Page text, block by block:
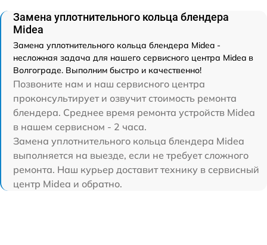
Замена уплотнительного кольца блендера
Midea
Замена уплотнительного кольца блендера Midea -
несложная задача для нашего сервисного центра Midea в
Волгограде. Выполним быстро и качественно!
Позвоните нам и наш сервисного центра
проконсультирует и озвучит стоимость ремонта
блендера. Среднее время ремонта устройств Midea
в нашем сервисном - 2 часа.
Замена уплотнительного кольца блендера Midea
выполняется на выезде, если не требует сложного
ремонта. Наш курьер доставит технику в сервисный
центр Midea и обратно.